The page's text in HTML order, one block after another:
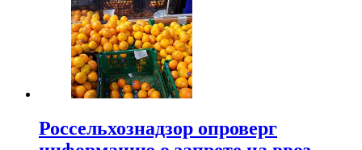
Россельхознадзор опроверг